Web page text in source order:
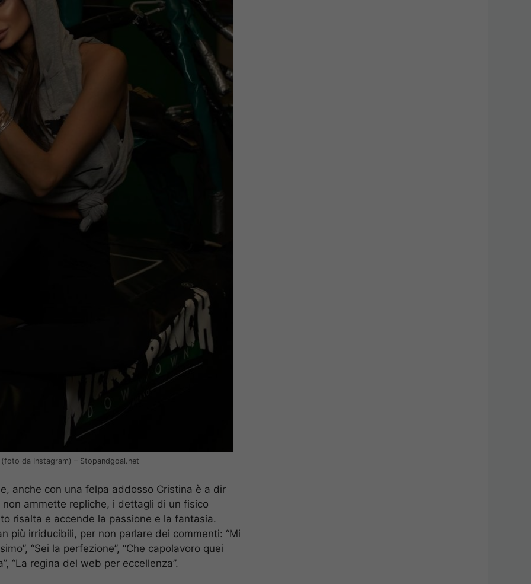
da Instagram) – Stopandgoal.net
anche con una felpa addosso Cristina è a dir
ammette repliche, i dettagli di un fisico
risalta e accende la passione e la fantasia.
più irriducibili, per non parlare dei commenti: “Mi
“Sei la perfezione”, “Che capolavoro quei
“La regina del web per eccellenza”.